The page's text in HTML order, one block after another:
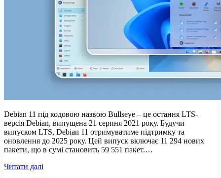
Debian 11 під кодовою назвою Bullseye – це остання LTS-
версія Debian, випущена 21 серпня 2021 року. Будучи
випуском LTS, Debian 11 отримуватиме підтримку та
оновлення до 2025 року. Цей випуск включає 11 294 нових
пакети, що в сумі становить 59 551 пакет.…
Читати далі